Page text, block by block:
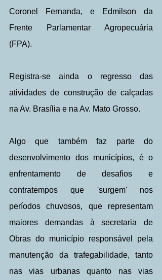
Coronel Fernanda, e Edmilson da
Frente Parlamentar Agropecuária
(FPA).
Registra-se ainda o regresso das
atividades de construção de calçadas
na Av. Brasília e na Av. Mato Grosso.
Algo que também faz parte do
desenvolvimento dos municípios, é o
enfrentamento de desafios e
contratempos que 'surgem' nos
períodos chuvosos, que representam
maiores demandas à secretaria de
Obras do município responsável pela
manutenção da trafegabilidade, tanto
nas vias urbanas quanto nas vias